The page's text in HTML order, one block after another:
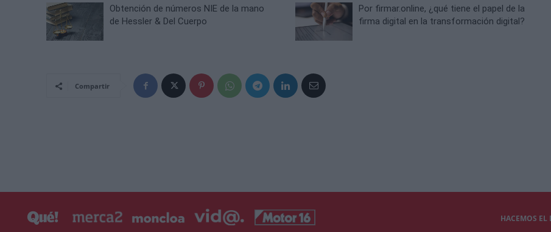
Obtención de números NIE de la mano
de Hessler & Del Cuerpo
Por firmar.online, ¿qué tiene el papel de la
firma digital en la transformación digital?
Compartir
HACEMOS EL